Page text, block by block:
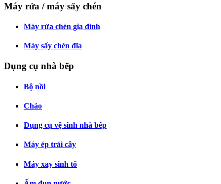
Máy rửa / máy sấy chén
Máy rửa chén gia đình
Máy sấy chén đĩa
Dụng cụ nhà bếp
Bộ nồi
Chảo
Dụng cụ vệ sinh nhà bếp
Máy ép trái cây
Máy xay sinh tố